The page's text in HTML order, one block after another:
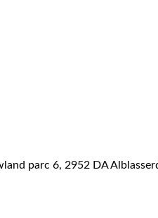
parc 6, 2952 DA